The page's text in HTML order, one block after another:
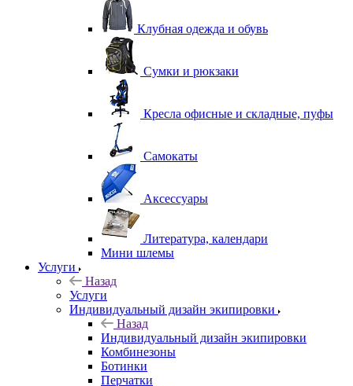
Клубная одежда и обувь
Сумки и рюкзаки
Кресла офисные и складные, пуфы
Самокаты
Аксессуары
Литература, календари
Мини шлемы
Услуги
Назад
Услуги
Индивидуальный дизайн экипировки
Назад
Индивидуальный дизайн экипировки
Комбинезоны
Ботинки
Перчатки